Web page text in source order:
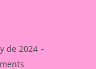
de 2024